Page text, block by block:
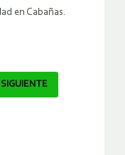
en Cabañas.